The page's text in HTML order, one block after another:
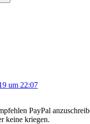
um 22:07
PayPal
keine kriegen.